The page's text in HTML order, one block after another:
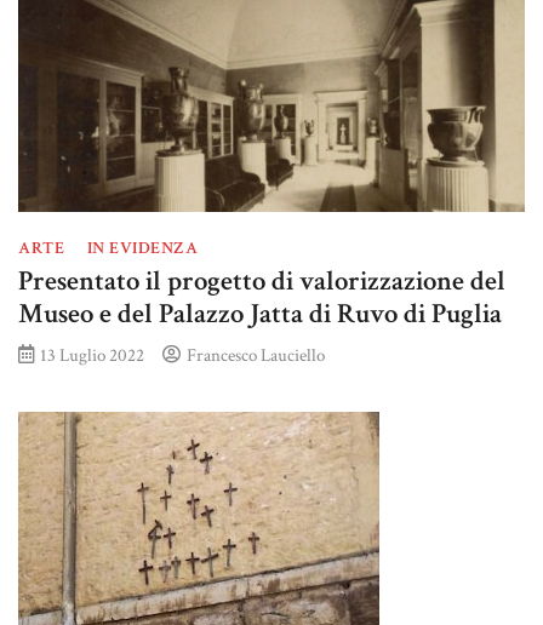
ARTE IN EVIDENZA
Presentato il progetto di valorizzazione del
Museo e del Palazzo Jatta di Ruvo di Puglia
13 Luglio 2022 Francesco Lauciello